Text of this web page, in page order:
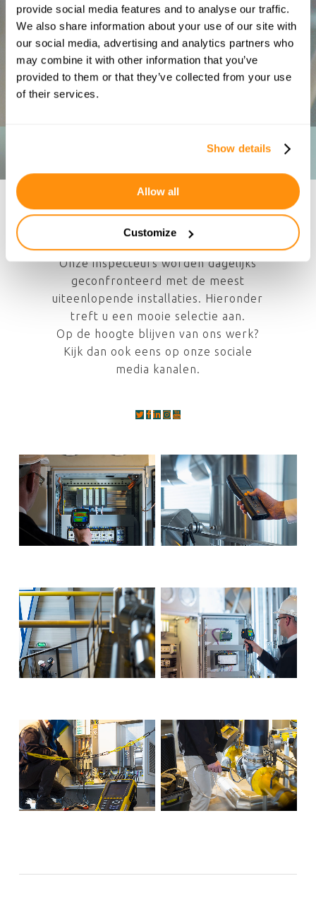
provide social media features and to analyse our traffic.
We also share information about your use of our site with
our social media, advertising and analytics partners who
may combine it with other information that you’ve
provided to them or that they’ve collected from your use
of their services.
Show details
Allow all
Customize
van elektrisch materieel. Veelal geeist door
verzekeraars. Preventieve controle gericht op
SCIOS Scope 10
LEES VERDER OFFERTE AANVRAGEN
Onze inspecteurs worden dagelijks
geconfronteerd met de meest
uiteenlopende installaties. Hieronder
treft u een mooie selectie aan.
Op de hoogte blijven van ons werk?
Kijk dan ook eens op onze sociale
media kanalen.